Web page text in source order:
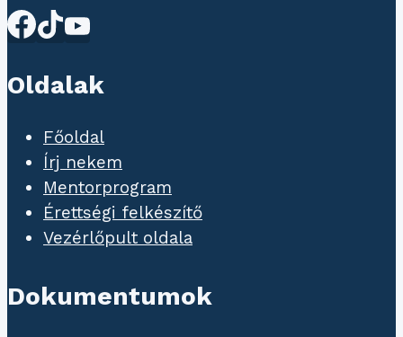
Oldalak
Főoldal
Írj nekem
Mentorprogram
Érettségi felkészítő
Vezérlőpult oldala
Dokumentumok